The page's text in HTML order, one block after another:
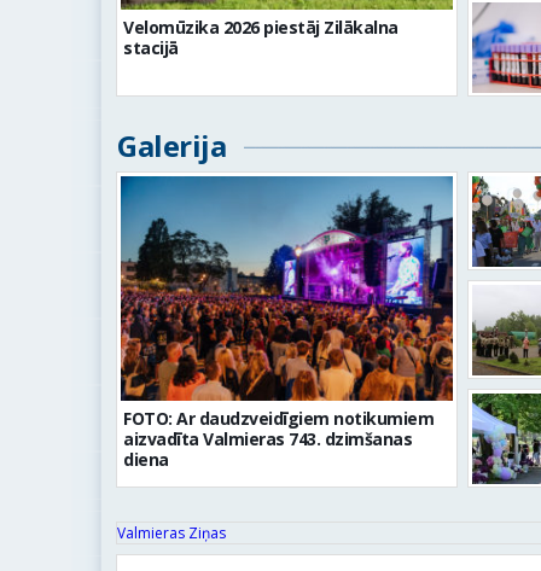
Velomūzika 2026 piestāj Zilākalna
stacijā
Galerija
FOTO: Ar daudzveidīgiem notikumiem
aizvadīta Valmieras 743. dzimšanas
diena
Valmieras Ziņas